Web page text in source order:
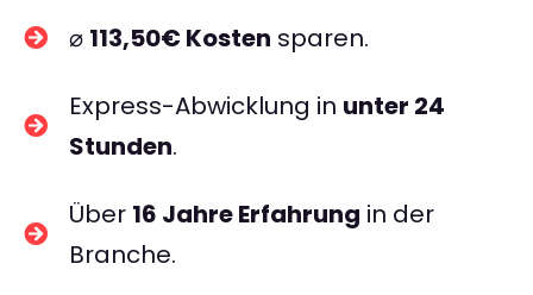
⌀ 113,50€ Kosten sparen.
Express-Abwicklung in unter 24
Stunden.
Über 16 Jahre Erfahrung in der
Branche.